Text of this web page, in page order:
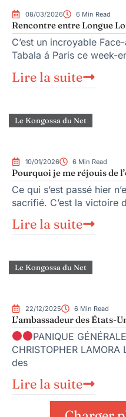
08/03/2026 6 Min Read
Rencontre entre Longue
C’est un incroyable
Tabala á Paris ce week-
Lire la suite
Le Kongossa du Net
10/01/2026 6 Min Read
Pourquoi je me réjouis de
Ce qui s’est passé hier
sacrifié. C’est la victoire
Lire la suite
Le Kongossa du Net
22/12/2025 6 Min Read
L’ambassadeur des États-
PANIQUE
CHRISTOPHER LAMORA
des
Lire la suite